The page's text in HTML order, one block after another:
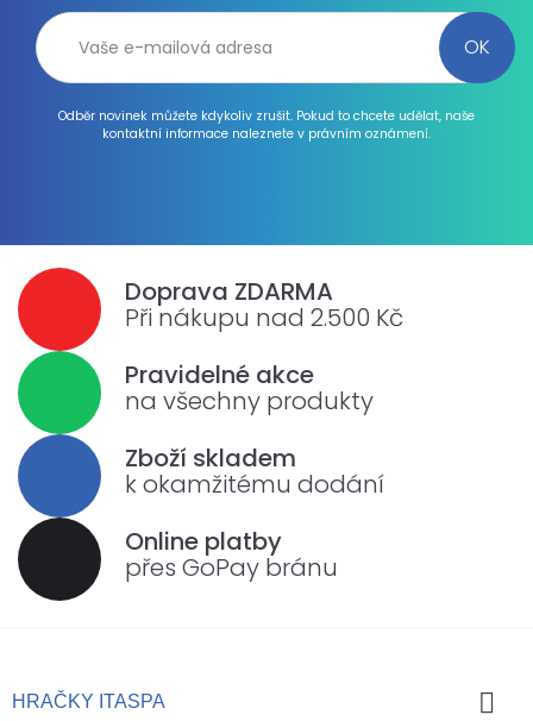
Odběr novinek můžete kdykoliv zrušit. Pokud to chcete udělat, naše
kontaktní informace naleznete v právním oznámení.
Doprava ZDARMA
Při nákupu nad 2.500 Kč
Pravidelné akce
na všechny produkty
Zboží skladem
k okamžitému dodání
Online platby
přes GoPay bránu
HRAČKY ITASPA 